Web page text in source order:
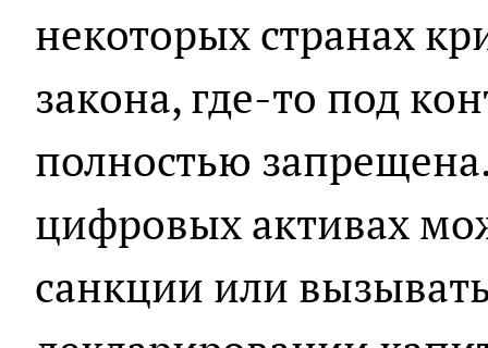
некоторых странах
закона, где-то под
полностью
цифровых активах
санкции или